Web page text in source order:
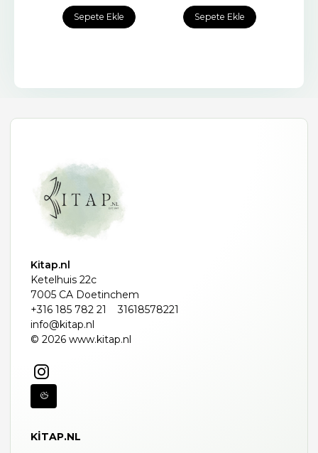
Sepete Ekle Sepete Ekle
Kitap.nl
Ketelhuis 22c
7005 CA Doetinchem
+316 185 782 21
31618578221
info@kitap.nl
© 2026 www.kitap.nl
KITAP.NL